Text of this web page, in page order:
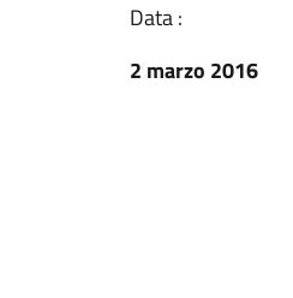
Data :
2 marzo 2016